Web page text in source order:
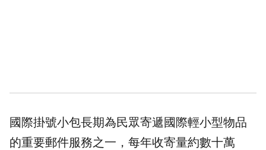
國際掛號小包長期為民眾寄遞國際輕小型物品
的重要郵件服務之一，每年收寄量約數十萬